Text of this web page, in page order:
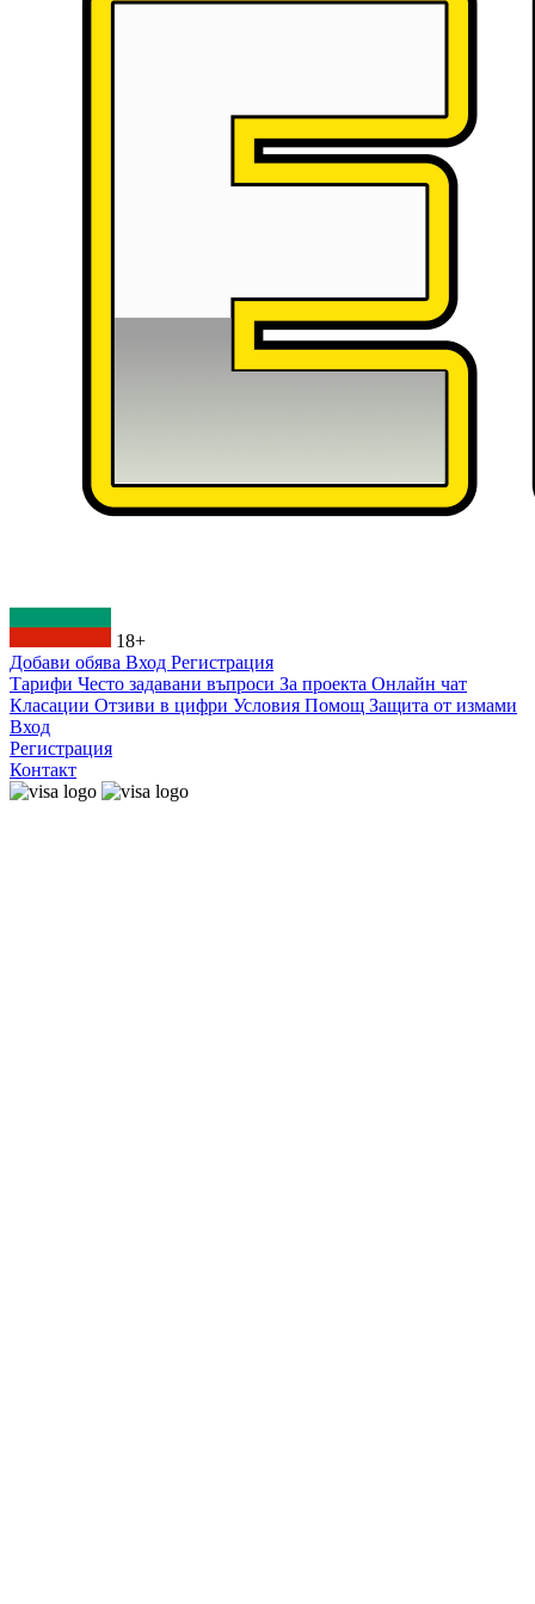
18+
Добави обява Вход Регистрация
Тарифи Често задавани въпроси За проекта Онлайн чат
Класации Отзиви в цифри Условия Помощ Защита от измами
Вход
Регистрация
Контакт